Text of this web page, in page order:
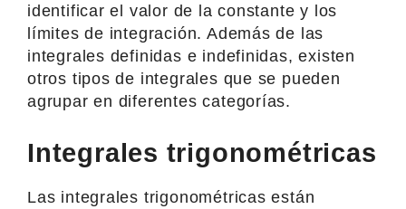
identificar el valor de la constante y los
límites de integración. Además de las
integrales definidas e indefinidas, existen
otros tipos de integrales que se pueden
agrupar en diferentes categorías.
Integrales trigonométricas
Las integrales trigonométricas están